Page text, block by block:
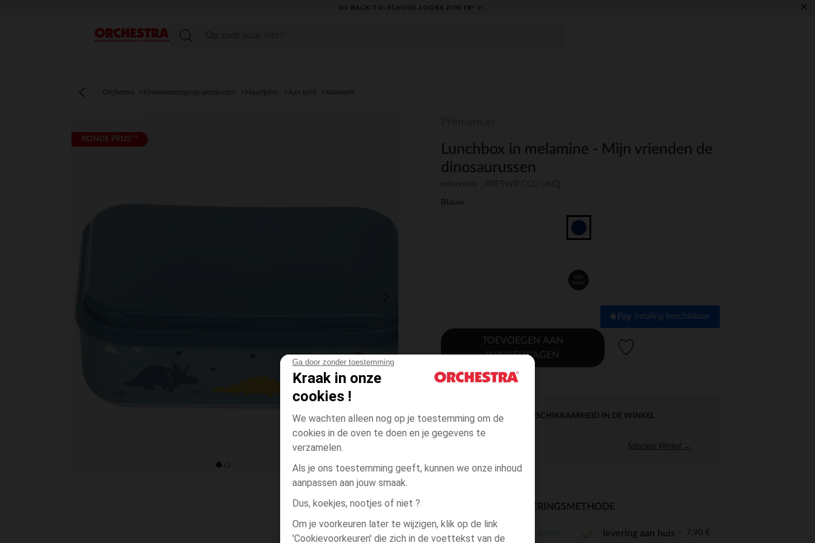
Ga door zonder toestemming
Kraak in onze
cookies !
We wachten alleen nog op je toestemming om de
cookies in de oven te doen en je gegevens te
verzamelen.
Als je ons toestemming geeft, kunnen we onze inhoud
aanpassen aan jouw smaak.
Dus, koekjes, nootjes of niet ?
Om je voorkeuren later te wijzigen, klik op de link
'Cookievoorkeuren' die zich in de voettekst van de
DE BACK-TO-SCHOOL LOOKS ZIJN ER! ✨ ×
menu
Orchestra Kinderverzorgings-producten Maaltijden Aan tafel Vaatwerk
RONDE PRIJS**
Lunchbox in melamine - Mijn vrienden de
dinosaurussen
Blauw
één
maat
betaling beschikbaar
TOEVOEGEN AAN
WINKELWAGEN
DIRECTE BESCHIKBAARHEID IN DE WINKEL
Selecteer Winkel →
BESCHIKBAARE LEVERINGSMETHODE
winkel levering levering aan huis 7,90 €